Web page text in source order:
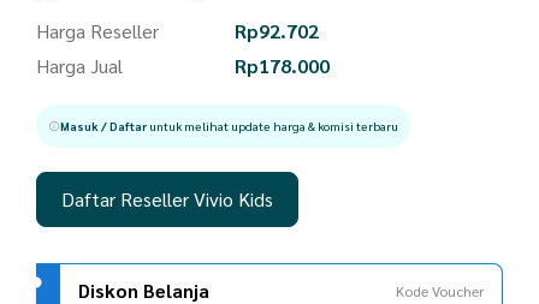
Harga Reseller Rp92.702
Harga Jual
Rp178.000
Masuk / Daftaruntuk melihat update harga & komisi terbaru
Daftar Reseller Vivio Kids
Diskon Belanja
Kode Voucher